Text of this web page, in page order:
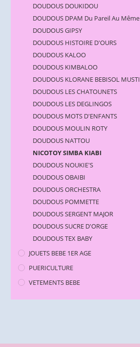
DOUDOUS DOUKIDOU
DOUDOUS DPAM Du Pareil Au Même
DOUDOUS GIPSY
DOUDOUS HISTOIRE D'OURS
DOUDOUS KALOO
DOUDOUS KIMBALOO
DOUDOUS KLORANE BEBISOL MUSTI
DOUDOUS LES CHATOUNETS
DOUDOUS LES DEGLINGOS
DOUDOUS MOTS D'ENFANTS
DOUDOUS MOULIN ROTY
DOUDOUS NATTOU
NICOTOY SIMBA KIABI
DOUDOUS NOUKIE'S
DOUDOUS OBAIBI
DOUDOUS ORCHESTRA
DOUDOUS POMMETTE
DOUDOUS SERGENT MAJOR
DOUDOUS SUCRE D'ORGE
DOUDOUS TEX BABY
JOUETS BEBE 1ER AGE
PUERICULTURE
VETEMENTS BEBE